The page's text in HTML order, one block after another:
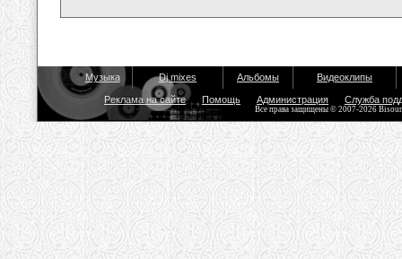
Музыка Dj mixes Альбомы Видеоклипы
Реклама на сайте Помощь Администрация Служба
Все права защищены © 2007-2026